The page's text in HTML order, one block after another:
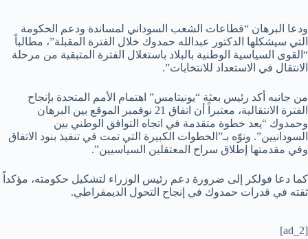
ودعا البرهان “قطاعات الشعب السوداني لمساندة ودعم الحكومة
التي سيشكلها الدكتور عبدالله حمدوك خلال الفترة المقبلة”، مطالباً
“القوى السياسية الوطنية بالبلاد باستغلال الفترة المتبقية من مرحلة
الانتقال في الاستعداد للانتخابات”.
من جانبه أكد رئيس بعثة “يونيتامس” اهتمام الأمم المتحدة بإنجاح
الفترة الانتقالية، معتبراً أن اتفاق 21 نوفمبر الموقع بين البرهان
وحمدوك “يعد خطوة متقدمة في اتجاه التوافق الوطني بين
السودانيين”. ونوّه بـ”الخطوات الكبيرة التي تمت في تنفيذ بنود الاتفاق
وفي مقدمتها إطلاق سراح المعتقلين السياسيين”.
كما دعا فولكر إلى ضرورة دعم رئيس الوزراء لتشكيل حكومته، مؤكداً
ثقته في قدرات حمدوك في إنجاح التحول الديمقراطي.
[ad_2]